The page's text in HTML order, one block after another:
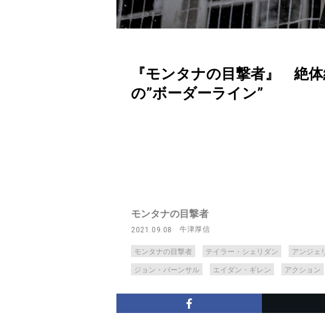
『モンタナの目撃者』 絶
の”ボーダーライン”
モンタナの目撃者
2021.09.08 牛津厚信
モンタナの目撃者 テイラー・シェリダン アンジェ
ジョン・バーンサル エイダン・ギレン アクション